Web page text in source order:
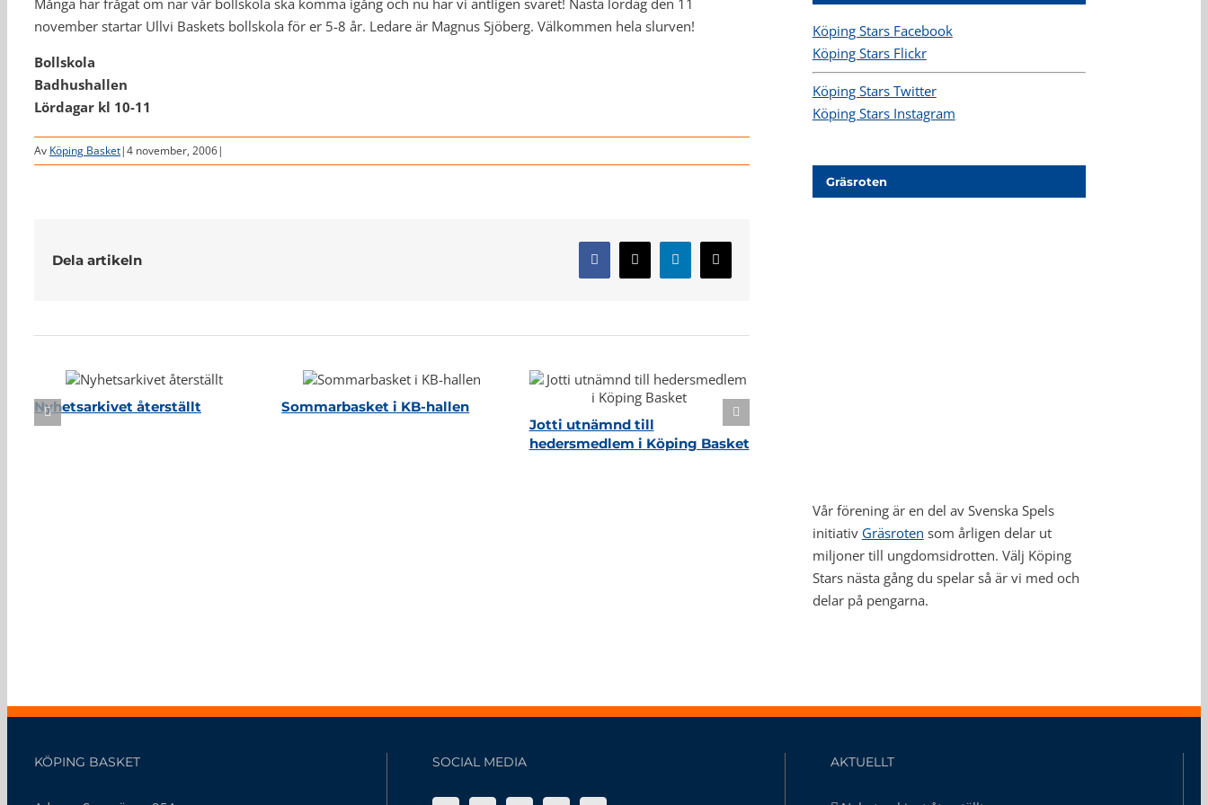
Många har frågat om när vår bollskola ska komma igång och nu har vi äntligen svaret! Nästa lördag den 11
november startar Ullvi Baskets bollskola för er 5-8 år. Ledare är Magnus Sjöberg. Välkommen hela slurven!
Bollskola
Badhushallen
Lördagar kl 10-11
Av Köping Basket|4 november, 2006|
Dela artikeln Facebook
X LinkedIn
E-
post
Nyhetsarkivet återställt
Sommarbasket i KB-hallen
Jotti utnämnd till
hedersmedlem i Köping Basket
Köping Stars Facebook
Köping Stars Flickr
Köping Stars Twitter
Köping Stars Instagram
Gräsroten
Vår förening är en del av Svenska Spels
initiativ Gräsroten som årligen delar ut
miljoner till ungdomsidrotten. Välj Köping
Stars nästa gång du spelar så är vi med och
delar på pengarna.
KÖPING BASKET SOCIAL MEDIA AKTUELLT